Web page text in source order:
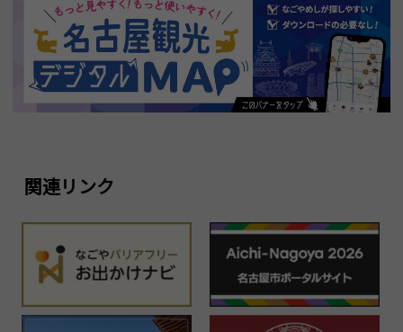
関連リンク